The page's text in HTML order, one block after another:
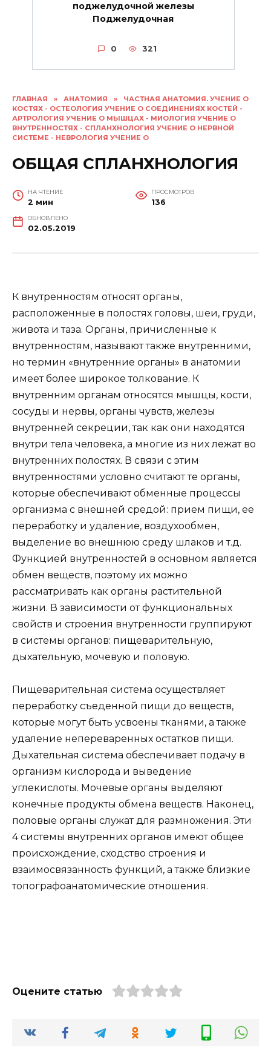
ГЛАВНАЯ » АНАТОМИЯ »
ЧАСТНАЯ АНАТОМИЯ. УЧЕНИЕ О
КОСТЯХ - ОСТЕОЛОГИЯ УЧЕНИЕ О СОЕДИНЕНИЯХ КОСТЕЙ -
АРТРОЛОГИЯ УЧЕНИЕ О МЫШЦАХ - МИОЛОГИЯ УЧЕНИЕ О
ВНУТРЕННОСТЯХ - СПЛАНХНОЛОГИЯ УЧЕНИЕ О НЕРВНОЙ
СИСТЕМЕ - НЕВРОЛОГИЯ УЧЕНИЕ О
ОБЩАЯ СПЛАНХНОЛОГИЯ
НА ЧТЕНИЕ
2 мин
ПРОСМОТРОВ
136
ОБНОВЛЕНО
02.05.2019
К внутренностям относят органы,
расположенные в полостях головы, шеи, груди,
живота и таза. Органы, причисленные к
внутренностям, называют также внутренними,
но термин «внутренние органы» в анатомии
имеет более широкое толкование. К
внутренним органам относятся мышцы, кости,
сосуды и нервы, органы чувств, железы
внутренней секреции, так как они находятся
внутри тела человека, а многие из них лежат во
внутренних полостях. В связи с этим
внутренностями условно считают те органы,
которые обеспечивают обменные процессы
организма с внешней средой: прием пищи, ее
переработку и удаление, воздухообмен,
выделение во внешнюю среду шлаков и т.д.
Функцией внутренностей в основном является
обмен веществ, поэтому их можно
рассматривать как органы растительной
жизни. В зависимости от функциональных
свойств и строения внутренности группируют
в системы органов: пищеварительную,
дыхательную, мочевую и половую.
Пищеварительная система осуществляет
переработку съеденной пищи до веществ,
которые могут быть усвоены тканями, а также
удаление непереваренных остатков пищи.
Дыхательная система обеспечивает подачу в
организм кислорода и выведение
углекислоты. Мочевые органы выделяют
конечные продукты обмена веществ. Наконец,
половые органы служат для размножения. Эти
4 системы внутренних органов имеют общее
происхождение, сходство строения и
взаимосвязанность функций, а также близкие
топографоанатомические отношения.
Оцените статью
поджелудочной железы
Поджелудочная
0 321